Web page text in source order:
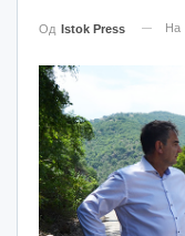
Од Istok Press На